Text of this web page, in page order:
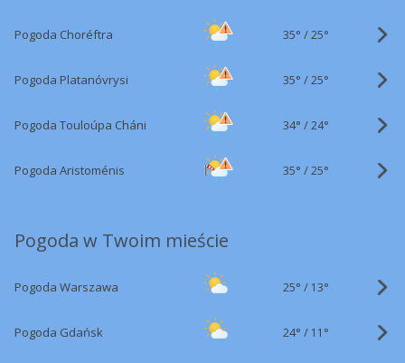
Pogoda Choréftra 35° /25°
Pogoda Platanóvrysi 35° /25°
Pogoda Touloúpa Cháni 34° /24°
Pogoda Aristoménis 35° /25°
Pogoda w Twoim mieście
Pogoda Warszawa 25° / 13°
Pogoda Gdańsk 24° / 11°